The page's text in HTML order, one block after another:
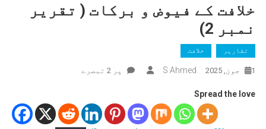
خلافت کے فیوض و برکات ( تقریر
نمبر 2)
تقاریر خلافت
1 جون, 2025 S Ahmed
خلافت
و
برکات
پر 2 تبصرے
Spread the love